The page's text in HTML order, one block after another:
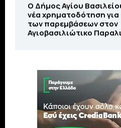
O Δήμος Αγίου
νέα χρηματοδότηση για
των παρεμβάσεων στον
Αγιοβασιλιώτικο